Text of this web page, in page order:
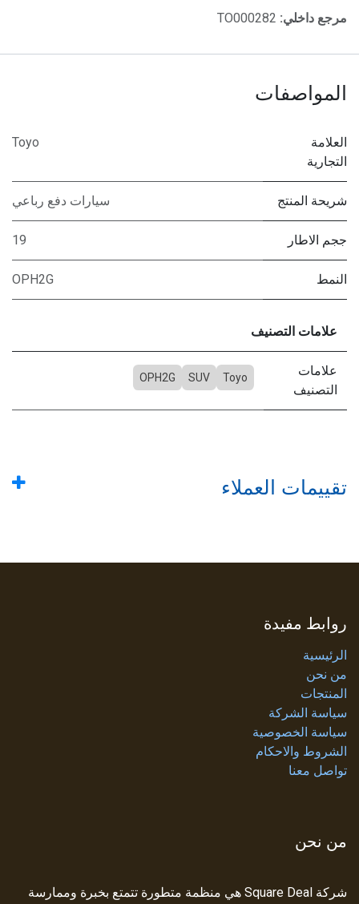
مرجع داخلي: TO000282
المواصفات
العلامة
التجارية
Toyo
شريحة المنتج سيارات دفع رباعي
ججم الاطار 19
النمط OPH2G
علامات التصنيف
علامات
التصنيف
Toyo
SUV
OPH2G
تقييمات العملاء
روابط مفيدة
الرئيسية
من نحن
المنتجات
سياسة الشركة
سياسة الخصوصية
الشروط والاحكام
تواصل معنا
من نحن
شركة Square Deal هي منظمة متطورة تتمتع بخبرة وممارسة